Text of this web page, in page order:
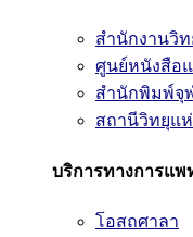
สำนักงานวิ
ศูนย์หนังสือ
สำนักพิมพ์จุ
สถานีวิทยุแ
บริการทางการแพ
โอสถศาลา